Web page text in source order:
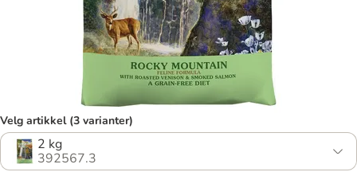
Velg artikkel (3 varianter)
2 kg
392567.3